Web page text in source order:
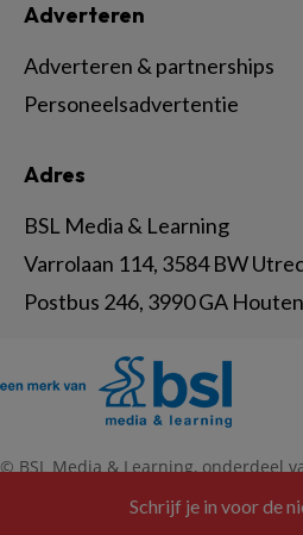
Adres
BSL Media & Learning
Varrolaan 114, 3584 BW
Postbus 246, 3990 GA Houten
Adverteren
Adverteren & partnerships
Personeelsadvertentie
© BSL Media & Learning, onderdeel
Schrijf je in voor de